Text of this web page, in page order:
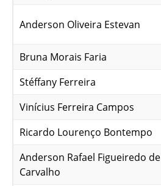
Anderson Oliveira Estevan
Bruna Morais Faria
Stéffany Ferreira
Vinícius Ferreira Campos
Ricardo Lourenço Bontempo
Anderson Rafael Figueiredo de
Carvalho